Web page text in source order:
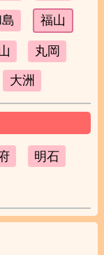
福山
丸岡
大洲
明石